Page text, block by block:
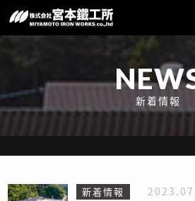
新着情報
新着情報